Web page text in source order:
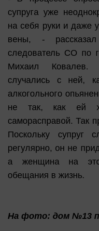
супруга уже
на себя руки и даже
вены, - рассказал
следователь СО по
Михаил
случались с ней,
алкогольного
не так, как ей
саморасправой. Так
Поскольку супруг
регулярно, он не
а женщина на
обещания в жизнь.
На фото: дом №13